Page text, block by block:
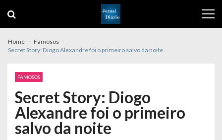
navigation
content
Home
Famosos
Secret Story: Diogo Alexandre foi o primeiro salvo da noite
FAMOSOS
Secret Story: Diogo
Alexandre foi o primeiro
salvo da noite